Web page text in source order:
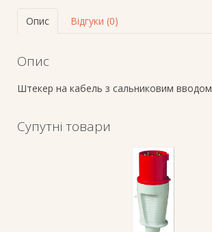
Опис Відгуки (0)
Опис
Штекер на кабель з сальниковим вводом
Супутні товари